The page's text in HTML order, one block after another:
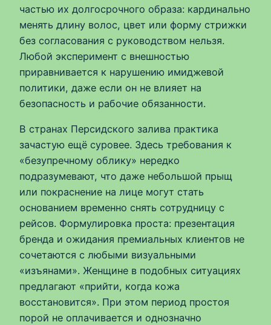
частью их долгосрочного образа: кардинально
менять длину волос, цвет или форму стрижки
без согласования с руководством нельзя.
Любой эксперимент с внешностью
приравнивается к нарушению имиджевой
политики, даже если он не влияет на
безопасность и рабочие обязанности.
В странах Персидского залива практика
зачастую ещё суровее. Здесь требования к
«безупречному облику» нередко
подразумевают, что даже небольшой прыщ
или покраснение на лице могут стать
основанием временно снять сотрудницу с
рейсов. Формулировка проста: презентация
бренда и ожидания премиальных клиентов не
сочетаются с любыми визуальными
«изъянами». Женщине в подобных ситуациях
предлагают «прийти, когда кожа
восстановится». При этом период простоя
порой не оплачивается и однозначно